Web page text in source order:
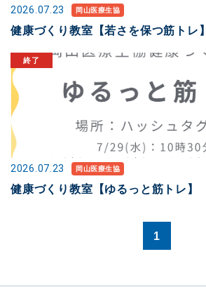
2026.07.23 岡山医療生協
健康づくり教室【若さを保つ筋トレ】
2026.07.23 岡山医療生協
健康づくり教室【ゆるっと筋トレ】
1